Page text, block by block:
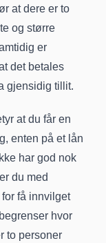
at dere er to
og større
er
det betales
gjensidig tillit.
at du får en
enten på et lån
har god nok
du med
få innvilget
hvor
to personer